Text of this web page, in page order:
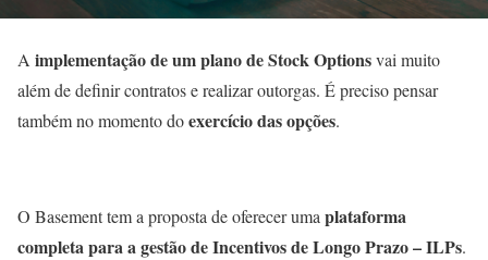
A implementação de um plano de Stock Optionsvai muito
além de definir contratos e realizar outorgas. É preciso pensar
também no momento doexercício das opções.
O Basement tem a proposta de oferecer uma plataforma
completa para a gestão de Incentivos de Longo Prazo – ILPs.